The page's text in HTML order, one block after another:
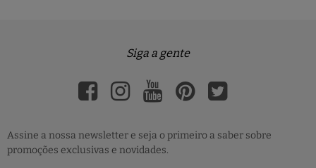
Siga a gente
Assine a nossa newsletter e seja o primeiro a saber sobre
promoções exclusivas e novidades.